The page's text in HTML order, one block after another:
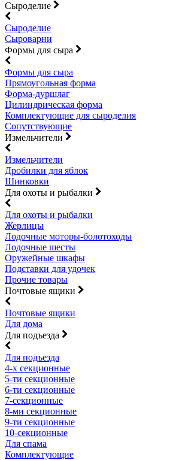
Сыроделие
Сыроделие
Сыроварни
Формы для сыра
Формы для сыра
Прямоугольная форма
Форма-дуршлаг
Цилиндрическая форма
Комплектующие для сыроделия
Сопутствующие
Измельчители
Измельчители
Дробилки для яблок
Шинковки
Для охоты и рыбалки
Для охоты и рыбалки
Жерлицы
Лодочные моторы-болотоходы
Лодочные шесты
Оружейные шкафы
Подставки для удочек
Прочие товары
Почтовые ящики
Почтовые ящики
Для дома
Для подъезда
Для подъезда
4-х секционные
5-ти секционные
6-ти секционные
7-секционные
8-ми секционные
9-ти секционные
10-секционные
Для спама
Комплектующие